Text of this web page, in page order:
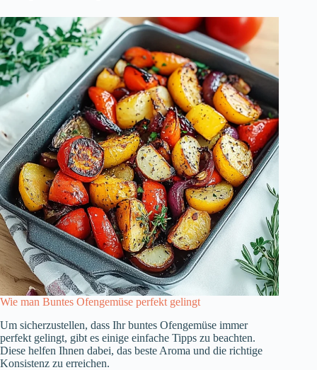
Wie man Buntes Ofengemüse perfekt gelingt
Um sicherzustellen, dass Ihr buntes Ofengemüse immer
perfekt gelingt, gibt es einige einfache Tipps zu beachten.
Diese helfen Ihnen dabei, das beste Aroma und die richtige
Konsistenz zu erreichen.